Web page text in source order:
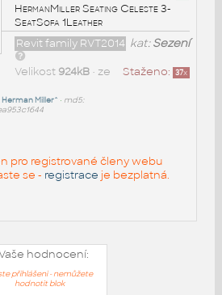
HermanMiller Seating Celeste 3-
SeatSofa 1Leather
kat:Sezení
Revit family RVT2014
Staženo: 37x
Velikost 924kB• ze
Herman Miller^ • md5:
pro registrované členy webu
se - registrace je bezplatná.
hodnocení:
přihlášeni - nemůžete
hodnotit blok